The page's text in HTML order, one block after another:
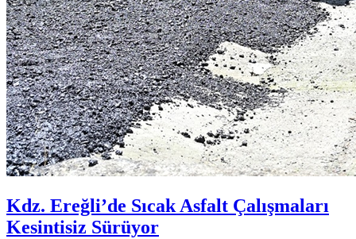
Kdz. Ereğli’de Sıcak Asfalt Çalışmaları
Kesintisiz Sürüyor